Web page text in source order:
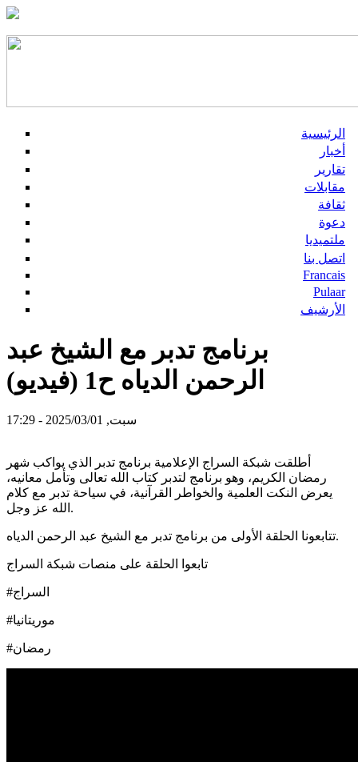
الرئيسية
أخبار
تقارير
مقابلات
ثقافة
دعوة
ملتميديا
اتصل بنا
Francais
Pulaar
الأرشيف
برنامج تدبر مع الشيخ عبد
الرحمن الدياه ح1 (فيديو)
سبت, 2025/03/01 - 17:29
أطلقت شبكة السراج الإعلامية برنامج تدبر الذي يواكب شهر
رمضان الكريم، وهو برنامج لتدبر كتاب الله تعالى وتأمل معانيه،
يعرض النكت العلمية والخواطر القرآنية، في سياحة تدبر مع كلام
الله عز وجل.
تتابعونا الحلقة الأولى من برنامج تدبر مع الشيخ عبد الرحمن الدياه.
تابعوا الحلقة على منصات شبكة السراج
#السراج
#موريتانيا
#رمضان